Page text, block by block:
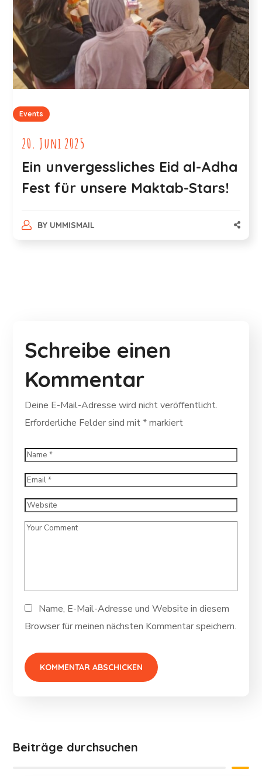
Events
20. Juni 2025
Ein unvergessliches Eid al-Adha
Fest für unsere Maktab-Stars!
BY UMMISMAIL
Schreibe einen
Kommentar
Deine E-Mail-Adresse wird nicht veröffentlicht.
Erforderliche Felder sind mit*markiert
Name, E-Mail-Adresse und Website in diesem
Browser für meinen nächsten Kommentar speichern.
Beiträge durchsuchen